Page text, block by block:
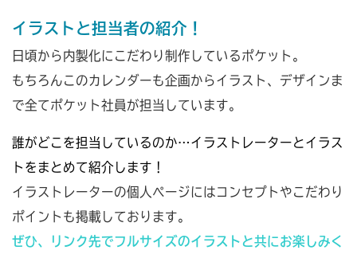
イラストと担当者の紹介！
日頃から内製化にこだわり制作しているポケット。
もちろんこのカレンダーも企画からイラスト、デザインま
で全てポケット社員が担当しています。
誰がどこを担当しているのか…イラストレーターとイラス
トをまとめて紹介します！
イラストレーターの個人ぺージにはコンセプトやこだわり
ポイントも掲載しております。
ぜひ、リンク先でフルサイズのイラストと共にお楽しみく